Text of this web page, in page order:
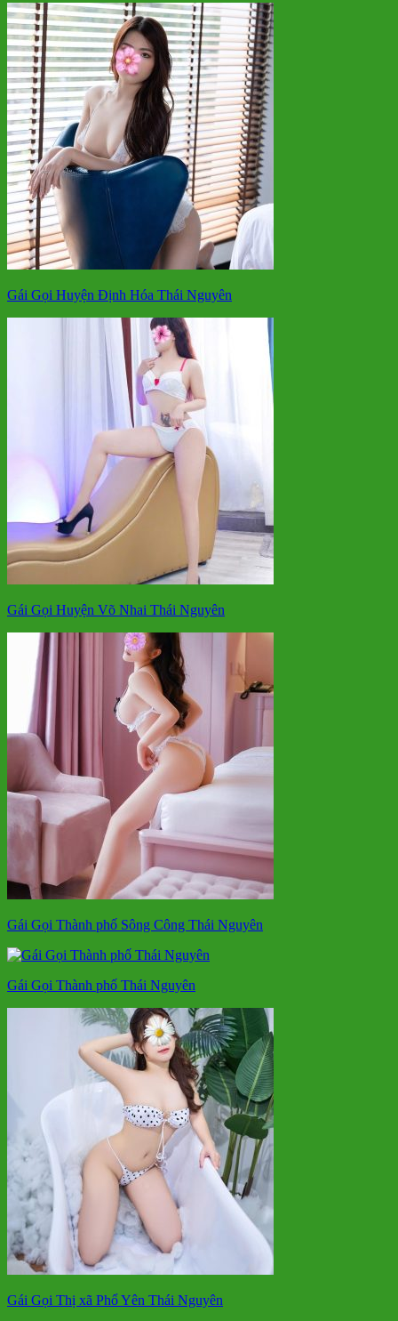
Gái Gọi Huyện Định Hóa Thái Nguyên
Gái Gọi Huyện Võ Nhai Thái Nguyên
Gái Gọi Thành phố Sông Công Thái Nguyên
Gái Gọi Thành phố Thái Nguyên
Gái Gọi Thị xã Phổ Yên Thái Nguyên